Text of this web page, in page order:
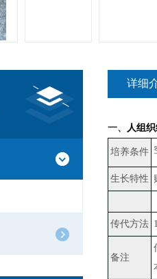
详细
一、 人组
培养条件
生长特性
传代方法
备注